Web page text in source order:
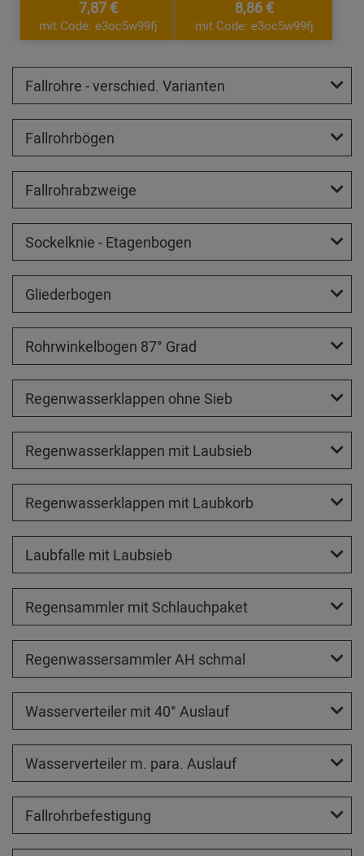
7,87 €
mit Code: e3oc5w99fj
8,86 €
mit Code: e3oc5w99fj
Fallrohre - verschied. Varianten
Fallrohrbögen
Fallrohrabzweige
Sockelknie - Etagenbogen
Gliederbogen
Rohrwinkelbogen 87° Grad
Regenwasserklappen ohne Sieb
Regenwasserklappen mit Laubsieb
Regenwasserklappen mit Laubkorb
Laubfalle mit Laubsieb
Regensammler mit Schlauchpaket
Regenwassersammler AH schmal
Wasserverteiler mit 40° Auslauf
Wasserverteiler m. para. Auslauf
Fallrohrbefestigung